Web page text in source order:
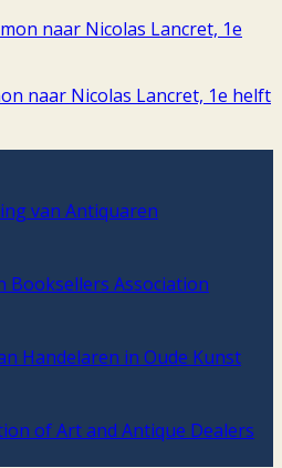
naar Nicolas Lancret, 1e helft
van Antiquaren
Association
Handelaren in Oude Kunst
of Art and Antique Dealers